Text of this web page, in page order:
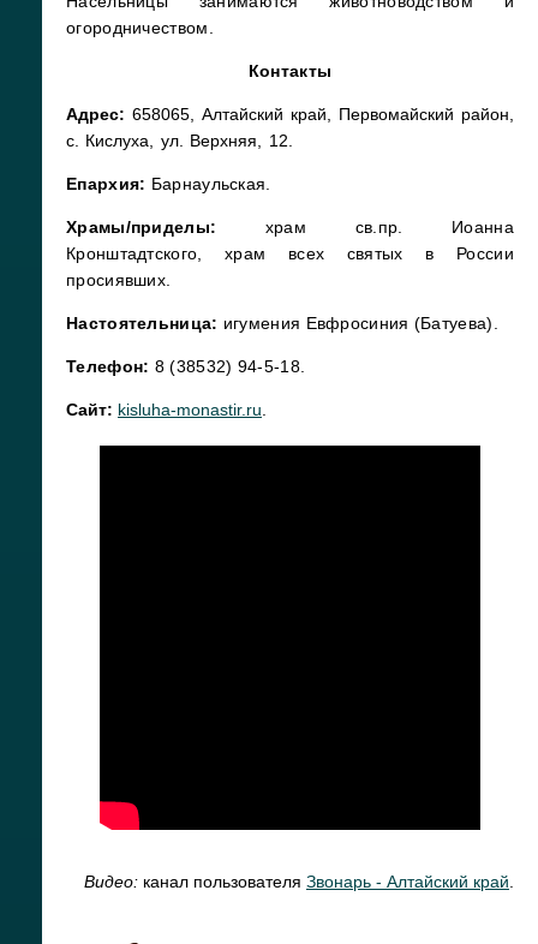
огородничеством.
Контакты
Адрес: 658065, Алтайский край, Первомайский район,
с. Кислуха, ул. Верхняя, 12.
Епархия: Барнаульская.
Храмы/приделы: храм св.пр. Иоанна
Кронштадтского, храм всех святых в России
просиявших.
Настоятельница: игумения Евфросиния (Батуева).
Телефон: 8 (38532) 94-5-18.
Сайт: kisluha-monastir.ru.
Видео: канал пользователя Звонарь - Алтайский край